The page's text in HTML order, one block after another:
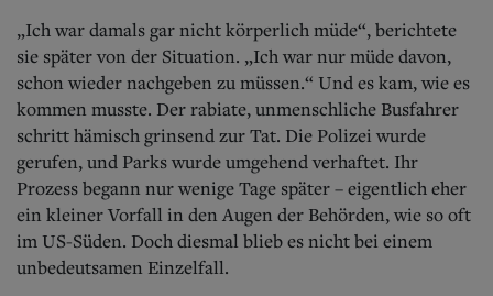
„Ich war damals gar nicht körperlich müde“, berichtete
sie später von der Situation. „Ich war nur müde davon,
schon wieder nachgeben zu müssen.“ Und es kam, wie es
kommen musste. Der rabiate, unmenschliche Busfahrer
schritt hämisch grinsend zur Tat. Die Polizei wurde
gerufen, und Parks wurde umgehend verhaftet. Ihr
Prozess begann nur wenige Tage später – eigentlich eher
ein kleiner Vorfall in den Augen der Behörden, wie so oft
im US-Süden. Doch diesmal blieb es nicht bei einem
unbedeutsamen Einzelfall.